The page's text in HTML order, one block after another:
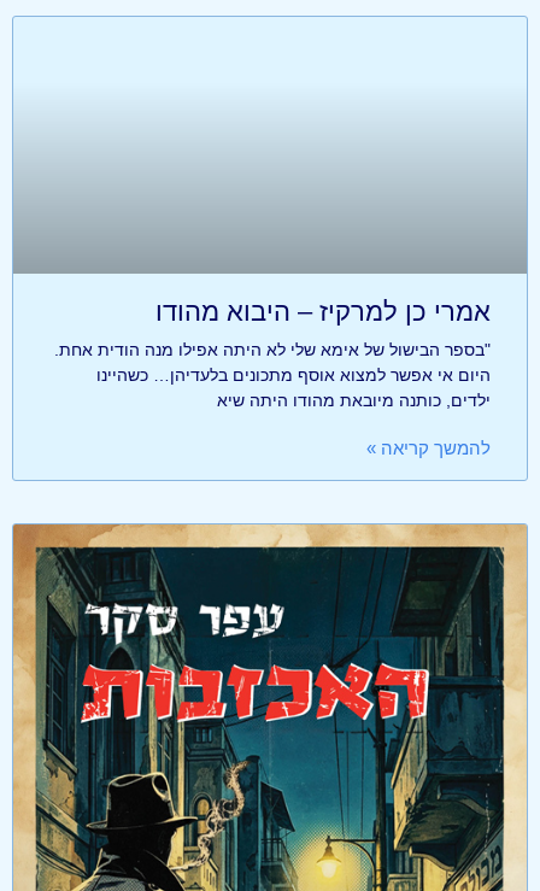
אמרי כן למרקיז – היבוא מהודו
"בספר הבישול של אימא שלי לא היתה אפילו מנה הודית אחת.
היום אי אפשר למצוא אוסף מתכונים בלעדיהן… כשהיינו
ילדים, כותנה מיובאת מהודו היתה שיא
להמשך קריאה »